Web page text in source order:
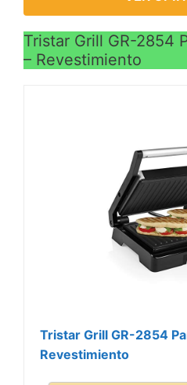
Tristar Grill GR-2854
– Revestimiento
Tristar Grill GR-2854
Revestimiento